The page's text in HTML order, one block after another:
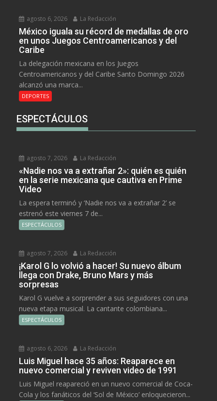
agosto 6, 2026 La Redacción
México iguala su récord de medallas de oro
en unos Juegos Centroamericanos y del
Caribe
La delegación mexicana en los Juegos
Centroamericanos y del Caribe Santo Domingo 2026
alcanzó una marca...
DEPORTES
ESPECTÁCULOS
agosto 7, 2026 La Redacción
«Nadie nos va a extrañar 2»: quién es quién
en la serie mexicana que cautiva en Prime
Video
La espera terminó y ‘Nadie nos va a extrañar 2’ se
estrenó este viernes 7 de...
ESPECTÁCULOS
agosto 7, 2026 La Redacción
¡Karol G lo volvió a hacer! Su nuevo álbum
llega con Drake, Bruno Mars y más
sorpresas
Karol G vuelve a sorprender a sus seguidores con una
nueva etapa musical. La cantante colombiana...
ESPECTÁCULOS
agosto 6, 2026 La Redacción
Luis Miguel hace 35 años: Reaparece en
nuevo comercial y reviven video de 1991
Luis Miguel reapareció en un nuevo comercial de Coca-
Cola y los fanáticos del ‘Sol de México’ enloquecieron...